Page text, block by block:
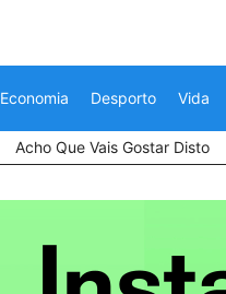
Economia Desporto Vida
Acho Que Vais Gostar Disto